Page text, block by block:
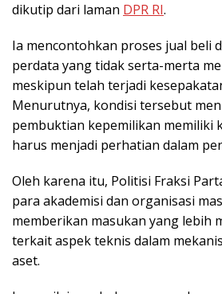
dikutip dari laman DPR RI.
Ia mencontohkan proses jual beli
perdata yang tidak serta-merta
meskipun telah terjadi
Menurutnya, kondisi tersebut
pembuktian kepemilikan memiliki
harus menjadi perhatian dalam
Oleh karena itu, Politisi Fraksi
para akademisi dan organisasi
memberikan masukan yang lebih
terkait aspek teknis dalam
aset.